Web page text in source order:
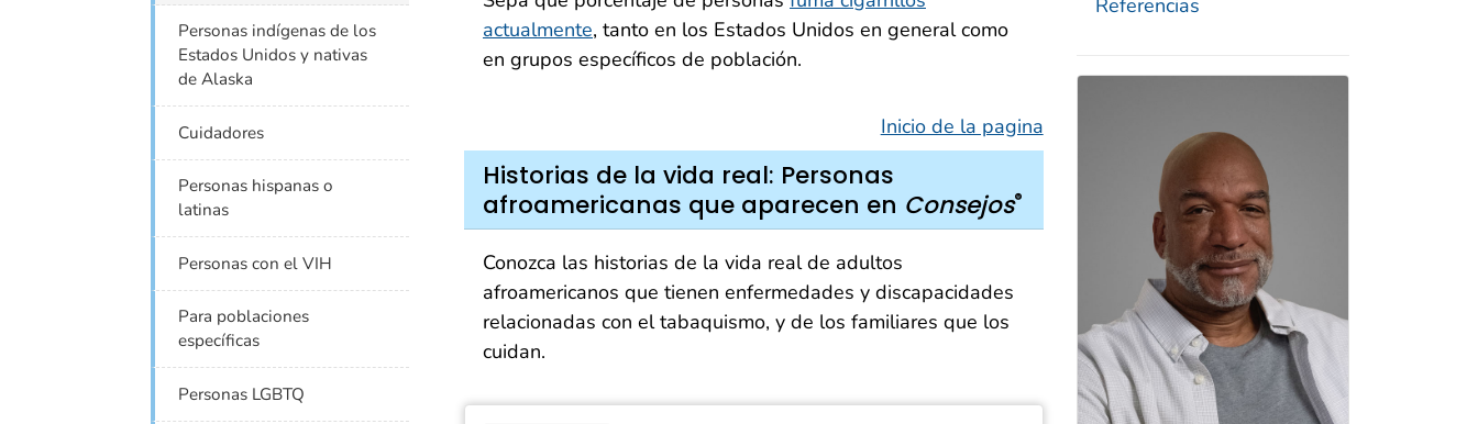
actualmente, tanto en los Estados Unidos en general como
en grupos específicos de población.
Inicio de la pagina
Historias de la vida real: Personas
afroamericanas que aparecen en Consejos®
Conozca las historias de la vida real de adultos
afroamericanos que tienen enfermedades y discapacidades
relacionadas con el tabaquismo, y de los familiares que los
cuidan.
Personas indígenas de los
Estados Unidos y nativas
de Alaska
Cuidadores
Personas hispanas o
latinas
Personas con el VIH
Para poblaciones
específicas
Personas LGBTQ